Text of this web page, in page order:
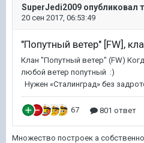
Множество построек а